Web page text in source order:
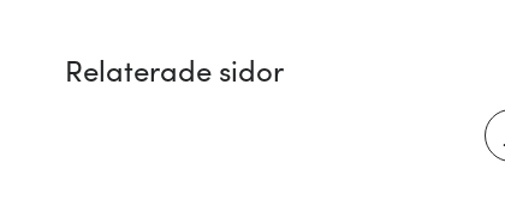
Relaterade sidor